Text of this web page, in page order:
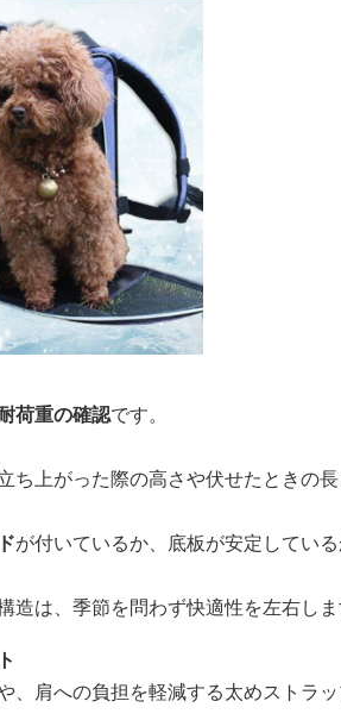
荷重の確認です。
ち上がった際の高さや伏せたときの長
が付いているか、底板が安定している
造は、季節を問わず快適性を左右しま
、肩への負担を軽減する太めストラ